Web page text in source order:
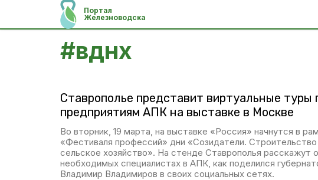
Портал
Железноводска
#вднх
Ставрополье представит виртуальные туры
предприятиям АПК на выставке в Москве
Во вторник, 19 марта, на выставке «Россия» начнутся в
«Фестиваля профессий» дни «Созидатели. Строительство
сельское хозяйство». На стенде Ставрополья расскажут о
необходимых специалистах в АПК, как поделился
Владимир Владимиров в своих социальных сетях.